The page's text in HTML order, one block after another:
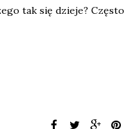
tak się dzieje? Często